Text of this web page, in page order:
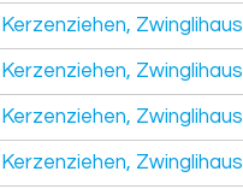
Kerzenziehen, Zwinglihaus
Kerzenziehen, Zwinglihaus
Kerzenziehen, Zwinglihaus
Kerzenziehen, Zwinglihaus